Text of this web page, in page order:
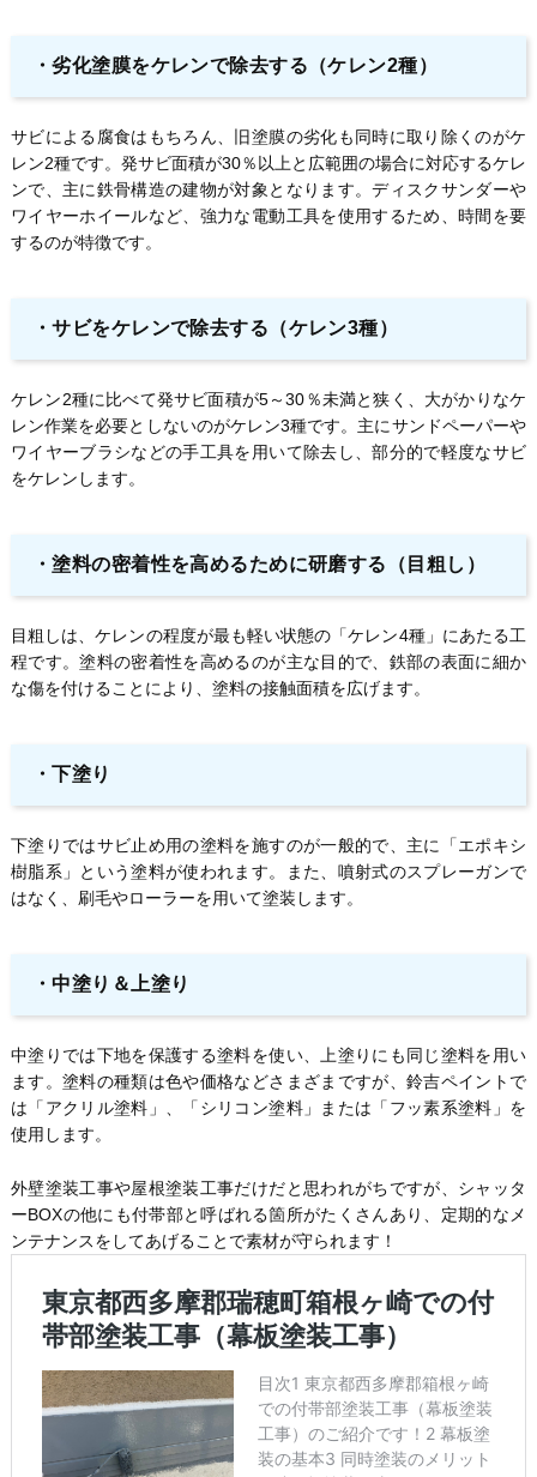
・劣化塗膜をケレンで除去する（ケレン2種）
サビによる腐食はもちろん、旧塗膜の劣化も同時に取り除くのがケ
レン2種です。発サビ面積が30％以上と広範囲の場合に対応するケレ
ンで、主に鉄骨構造の建物が対象となります。ディスクサンダーや
ワイヤーホイールなど、強力な電動工具を使用するため、時間を要
するのが特徴です。
・サビをケレンで除去する（ケレン3種）
ケレン2種に比べて発サビ面積が5～30％未満と狭く、大がかりなケ
レン作業を必要としないのがケレン3種です。主にサンドペーパーや
ワイヤーブラシなどの手工具を用いて除去し、部分的で軽度なサビ
をケレンします。
・塗料の密着性を高めるために研磨する（目粗し）
目粗しは、ケレンの程度が最も軽い状態の「ケレン4種」にあたる工
程です。塗料の密着性を高めるのが主な目的で、鉄部の表面に細か
な傷を付けることにより、塗料の接触面積を広げます。
・下塗り
下塗りではサビ止め用の塗料を施すのが一般的で、主に「エポキシ
樹脂系」という塗料が使われます。また、噴射式のスプレーガンで
はなく、刷毛やローラーを用いて塗装します。
・中塗り＆上塗り
中塗りでは下地を保護する塗料を使い、上塗りにも同じ塗料を用い
ます。塗料の種類は色や価格などさまざまですが、鈴吉ペイントで
は「アクリル塗料」、「シリコン塗料」または「フッ素系塗料」を
使用します。
外壁塗装工事や屋根塗装工事だけだと思われがちですが、シャッタ
ーBOXの他にも付帯部と呼ばれる箇所がたくさんあり、定期的なメ
ンテナンスをしてあげることで素材が守られます！